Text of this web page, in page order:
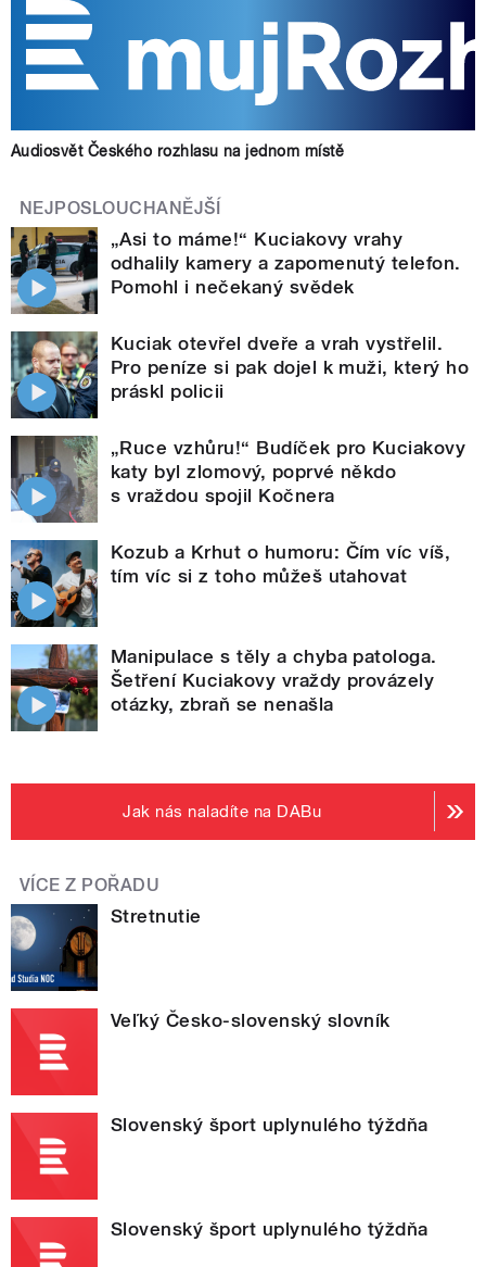
Audiosvět Českého rozhlasu na jednom místě
NEJPOSLOUCHANĚJŠÍ
„Asi to máme!“ Kuciakovy vrahy
odhalily kamery a zapomenutý telefon.
Pomohl i nečekaný svědek
Kuciak otevřel dveře a vrah vystřelil.
Pro peníze si pak dojel k muži, který ho
práskl policii
„Ruce vzhůru!“ Budíček pro Kuciakovy
katy byl zlomový, poprvé někdo
s vraždou spojil Kočnera
Kozub a Krhut o humoru: Čím víc víš,
tím víc si z toho můžeš utahovat
Manipulace s těly a chyba patologa.
Šetření Kuciakovy vraždy provázely
otázky, zbraň se nenašla
Jak nás naladíte na DABu
VÍCE Z POŘADU
Stretnutie
Veľký Česko-slovenský slovník
Slovenský šport uplynulého týždňa
Slovenský šport uplynulého týždňa